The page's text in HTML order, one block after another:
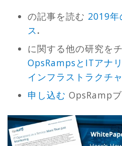
の記事を読む 2019年
ス.
に関する他の研究を
OpsRampsとITアナ
インフラストラクチャ
申し込む OpsRampブ